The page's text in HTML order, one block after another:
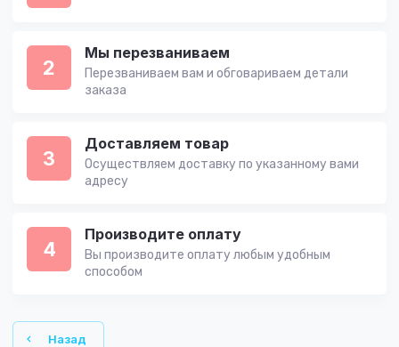
2
Мы перезваниваем
Перезваниваем вам и обговариваем детали
заказа
3
Доставляем товар
Осуществляем доставку по указанному вами
адресу
4
Производите оплату
Вы производите оплату любым удобным
способом
Назад